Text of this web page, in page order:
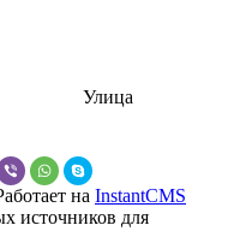
Улица
на InstantCMS
источников для